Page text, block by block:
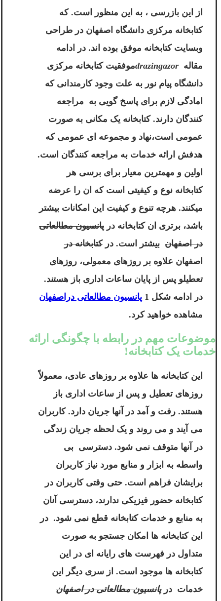
از این بازرسی ، به این منظور است. که
کتابخانه مرکزی دانشگاه اصفهان در طراحی
وبسایت کتابخانه موفق بوده اند. در ادامه
مقاله drazingazorموفقیت کتابخانه مرکزی
دانشگاه پیام نور به علت وجود کارمندانی که
امادگی لازم برای پاسخ گویی به مراجعه
کنندگان دارند. کتابخانه یک مکانی به صورت
عمومی است،نهاد و مجموعه ای عمومی که
هدفش ارائه خدمات به مراجعه کنندگان است.
اولین و مهمترین معیار برای برسی هر
کتابخانه نوع و کیفیتی است که ان را عرضه
میکنند. هرچه تنوع و کیفیت این امکانات بیشتر
باشد، برتری ان کتابخانه در پانسیون مطالعاتی
در اصفهان بیشتر است. درکتابخانه در
اصفهان علاوه بر روزهای معمولی، روزهای
تعطیلو پس از پایان ساعات اداری باز هستند.
در ادامه شکل 1
پانسیون مطالعاتی دراصفهان
مشاهده خواهید کرد.
موضوعات مهم در رابطه با چگونگی ارائه
خدمات یک کتابخانه!
این کتابخانه ها علاوه بر روزهای عادی، معمولاً
روزهای تعطیل و پس از ساعات اداری باز
هستند. رفت و آمد در آنها جریان دارد. کاربران
می آیند و می روند و یک لحظه جریان زندگی
در آنها متوقف نمی شود. دسترسی بی
واسطه به ابزار و منابع مورد نیاز کاربران
برایشان فراهم است. حتی وقتی کاربران در
کتابخانه حضور فیزیکی ندارند، دسترسی آنان
به منابع و خدمات کتابخانه قطع نمی شود. در
این کتابخانه ها امکان جستجو به صورت
متداول در فهرست های رایانه ای در این
کتابخانه ها موجود است. از سری دیگر این
خدمات درپانسیون مطالعاتی در اصفهان